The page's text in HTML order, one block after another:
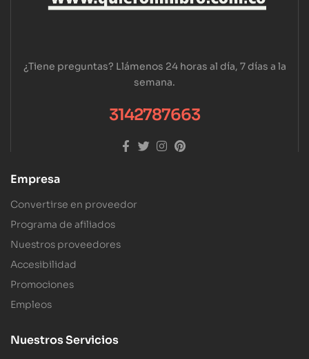
¿Tiene preguntas? Llámenos 24 horas al día, 7 días a la
semana.
3142787663
Empresa
Convertirse en proveedor
Programa de afiliados
Nuestros proveedores
Accesibilidad
Promociones
Empleos
Nuestros Servicios